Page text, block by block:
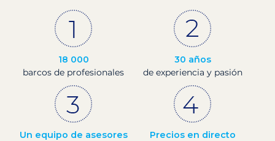
18 000
barcos de profesionales
30 años
de experiencia y pasión
Un equipo de asesores
Precios en directo